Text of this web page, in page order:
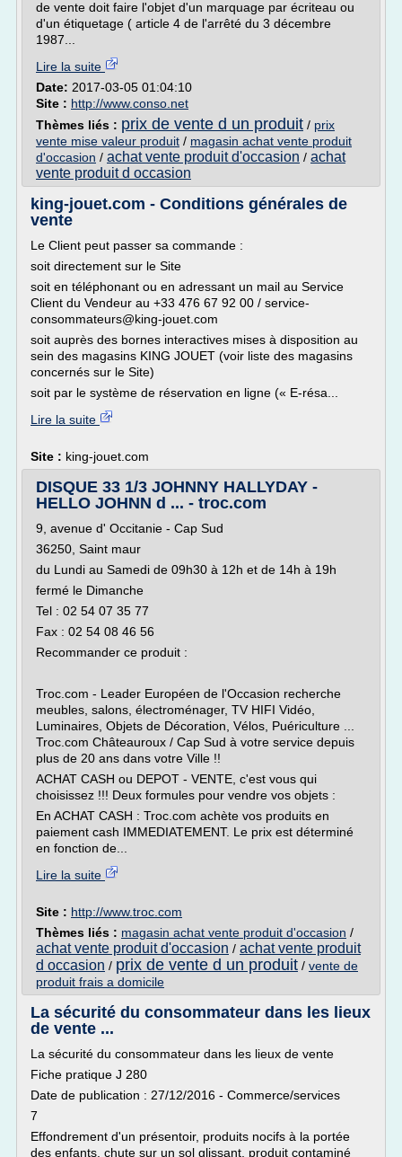
de vente doit faire l'objet d'un marquage par écriteau ou
d'un étiquetage ( article 4 de l'arrêté du 3 décembre
1987...
Lire la suite
Date: 2017-03-05 01:04:10
Site : http://www.conso.net
Thèmes liés : prix de vente d un produit / prix
vente mise valeur produit / magasin achat vente produit
d'occasion / achat vente produit d'occasion / achat
vente produit d occasion
king-jouet.com - Conditions générales de
vente
Le Client peut passer sa commande :
soit directement sur le Site
soit en téléphonant ou en adressant un mail au Service
Client du Vendeur au +33 476 67 92 00 / service-
consommateurs@king-jouet.com
soit auprès des bornes interactives mises à disposition au
sein des magasins KING JOUET (voir liste des magasins
concernés sur le Site)
soit par le système de réservation en ligne (« E-résa...
Lire la suite
Site : king-jouet.com
DISQUE 33 1/3 JOHNNY HALLYDAY -
HELLO JOHNN d ... - troc.com
9, avenue d' Occitanie - Cap Sud
36250, Saint maur
du Lundi au Samedi de 09h30 à 12h et de 14h à 19h
fermé le Dimanche
Tel : 02 54 07 35 77
Fax : 02 54 08 46 56
Recommander ce produit :
Troc.com - Leader Européen de l'Occasion recherche
meubles, salons, électroménager, TV HIFI Vidéo,
Luminaires, Objets de Décoration, Vélos, Puériculture ...
Troc.com Châteauroux / Cap Sud à votre service depuis
plus de 20 ans dans votre Ville !!
ACHAT CASH ou DEPOT - VENTE, c'est vous qui
choisissez !!! Deux formules pour vendre vos objets :
En ACHAT CASH : Troc.com achète vos produits en
paiement cash IMMEDIATEMENT. Le prix est déterminé
en fonction de...
Lire la suite
Site : http://www.troc.com
Thèmes liés : magasin achat vente produit d'occasion /
achat vente produit d'occasion / achat vente produit
d occasion / prix de vente d un produit / vente de
produit frais a domicile
La sécurité du consommateur dans les lieux
de vente ...
La sécurité du consommateur dans les lieux de vente
Fiche pratique J 280
Date de publication : 27/12/2016 - Commerce/services
7
Effondrement d'un présentoir, produits nocifs à la portée
des enfants, chute sur un sol glissant, produit contaminé